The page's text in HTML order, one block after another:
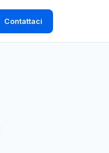
Contattaci